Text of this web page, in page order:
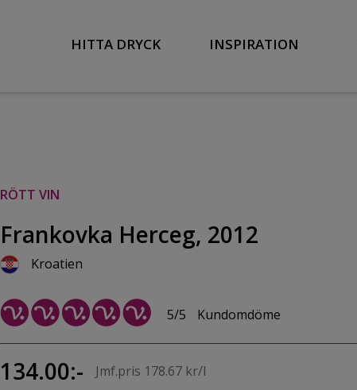
HITTA DRYCK INSPIRATION
RÖTT VIN
Frankovka Herceg, 2012
Kroatien
5/5 Kundomdöme
134.00:- Jmf.pris 178.67 kr/l